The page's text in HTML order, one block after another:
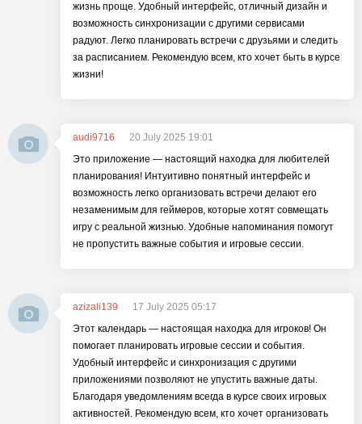
жизнь проще. Удобный интерфейс, отличный дизайн и
возможность синхронизации с другими сервисами
радуют. Легко планировать встречи с друзьями и следить
за расписанием. Рекомендую всем, кто хочет быть в курсе
жизни!
audi9716
20 July 2025 19:01
Это приложение — настоящий находка для любителей
планирования! Интуитивно понятный интерфейс и
возможность легко организовать встречи делают его
незаменимым для геймеров, которые хотят совмещать
игру с реальной жизнью. Удобные напоминания помогут
не пропустить важные события и игровые сессии.
azizali139
17 July 2025 05:17
Этот календарь — настоящая находка для игроков! Он
помогает планировать игровые сессии и события.
Удобный интерфейс и синхронизация с другими
приложениями позволяют не упустить важные даты.
Благодаря уведомлениям всегда в курсе своих игровых
активностей. Рекомендую всем, кто хочет организовать